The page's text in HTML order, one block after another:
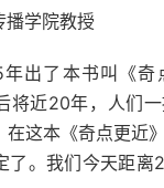
播学院教授
出了本书叫《奇
将近20年，人们
在这本《奇点更近
了。我们今天距离